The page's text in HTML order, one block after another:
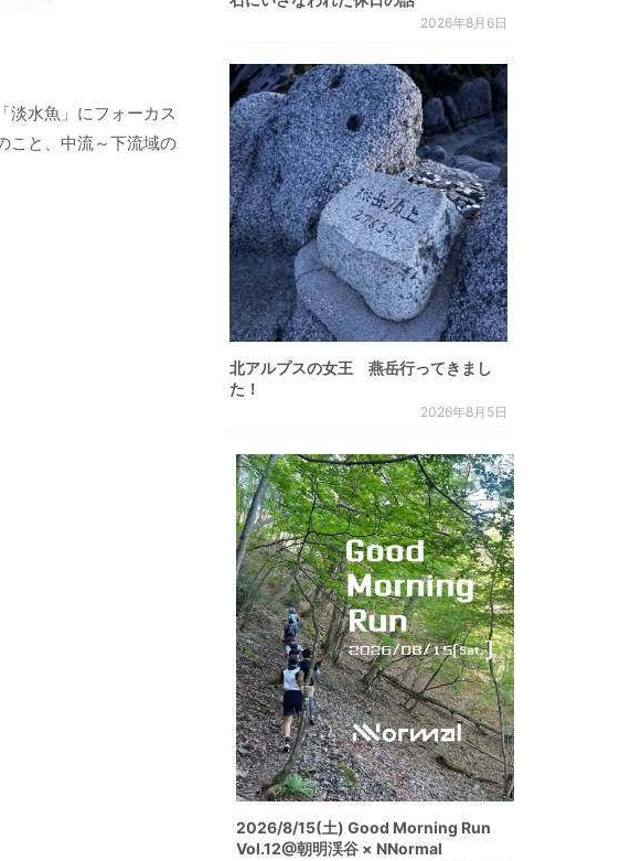
淡水魚」にフォーカス
こと、中流～下流域の
2026年8月6日
北アルプスの女王 燕岳行ってきまし
た！
2026年8月5日
2026/8/15(土) Good Morning Run
Vol.12@朝明渓谷 × NNormal